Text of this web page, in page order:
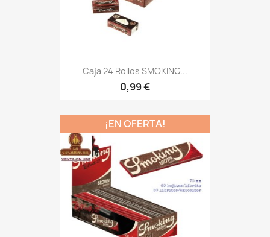
Caja 24 Rollos SMOKING...
0,99 €
¡EN OFERTA!